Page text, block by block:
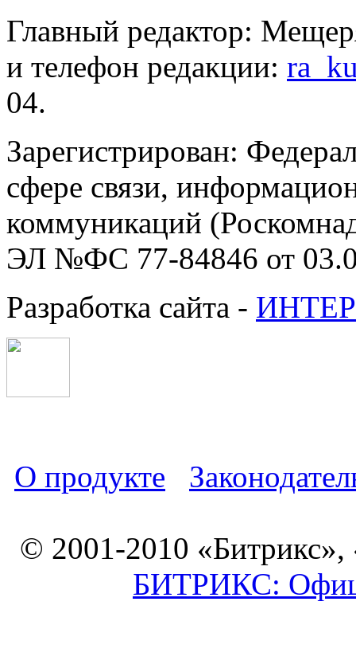
Главный редактор:
и телефон редакции:
04.
Зарегистрирован:
сфере связи,
коммуникаций
ЭЛ №ФС 77-84846 от
Разработка сайта -
О продукте
© 2001-2010 «Битрикс»,
БИТРИКС: